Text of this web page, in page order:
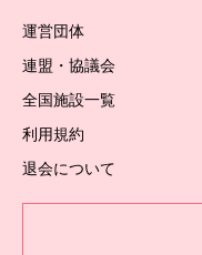
運営団体
連盟・協議会
全国施設一覧
利用規約
退会について